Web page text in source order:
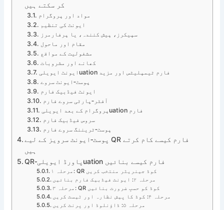
کر سکتے ہیں
مواد اور پروگرام
ایونٹ کی تنظیم
سپیکرز، پیش کنندہ، یا پرفارمرز
مقام اور ماحول
مشغولیت کے مواقع
کھانے اور مشروبات
ایونٹ ایویلیuation فارم ٹیمپلیٹس اور مزید
پوسٹ‑ایونٹ سروے
ایونٹ فیڈبیک فارم
آفٹر‑پارٹی سروے فارم
پروگرام کے بعد ایویلیuation فارم
سروس فیڈبیک فارم
پوسٹ‑ٹریننگ سروے فارم
پوسٹ‑ایونٹ سرویز کے لیے QR فارم کیسے کام کرتے
ہیں
QR‑پاورڈ ایویلیuation فارم کیسے بنائیں
مرحلہ ۱: QR کوڈ جینریٹر منتخب کریں
مرحلہ ۲: ایونٹ فیڈبیک فارم بنائیں
مرحلہ ۳: QR کوڈ کو حسبِ ضرورت بنائیں
مرحلہ ۴: کوڈ کا پیش نظارہ اور ٹیسٹ کریں
مرحلہ ۵: ڈاؤنلوڈ اور پرنٹ کریں